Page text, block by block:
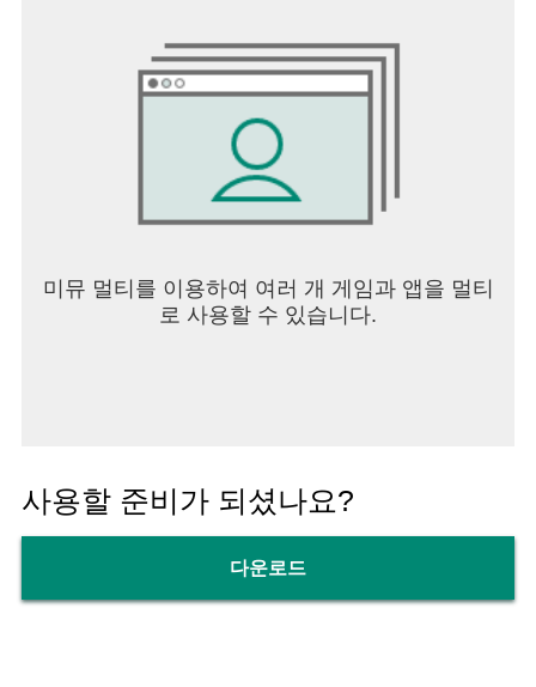
미뮤 멀티를 이용하여 여러 개 게임과 앱을 멀티
로 사용할 수 있습니다.
사용할 준비가 되셨나요?
다운로드